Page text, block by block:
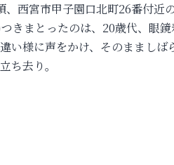
西宮市甲子園口北町26番付近
きまとったのは、20歳代、眼
い様に声をかけ、そのままし
ち去り。